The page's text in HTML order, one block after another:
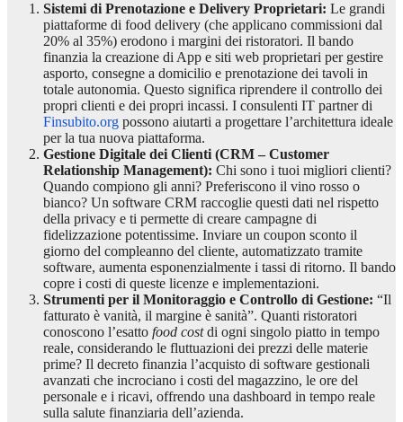
Sistemi di Prenotazione e Delivery Proprietari: Le grandi
piattaforme di food delivery (che applicano commissioni dal
20% al 35%) erodono i margini dei ristoratori. Il bando
finanzia la creazione di App e siti web proprietari per gestire
asporto, consegne a domicilio e prenotazione dei tavoli in
totale autonomia. Questo significa riprendere il controllo dei
propri clienti e dei propri incassi. I consulenti IT partner di
Finsubito.org possono aiutarti a progettare l’architettura ideale
per la tua nuova piattaforma.
Gestione Digitale dei Clienti (CRM – Customer
Relationship Management): Chi sono i tuoi migliori clienti?
Quando compiono gli anni? Preferiscono il vino rosso o
bianco? Un software CRM raccoglie questi dati nel rispetto
della privacy e ti permette di creare campagne di
fidelizzazione potentissime. Inviare un coupon sconto il
giorno del compleanno del cliente, automatizzato tramite
software, aumenta esponenzialmente i tassi di ritorno. Il bando
copre i costi di queste licenze e implementazioni.
Strumenti per il Monitoraggio e Controllo di Gestione: “Il
fatturato è vanità, il margine è sanità”. Quanti ristoratori
conoscono l’esatto food costdi ogni singolo piatto in tempo
reale, considerando le fluttuazioni dei prezzi delle materie
prime? Il decreto finanzia l’acquisto di software gestionali
avanzati che incrociano i costi del magazzino, le ore del
personale e i ricavi, offrendo una dashboard in tempo reale
sulla salute finanziaria dell’azienda.